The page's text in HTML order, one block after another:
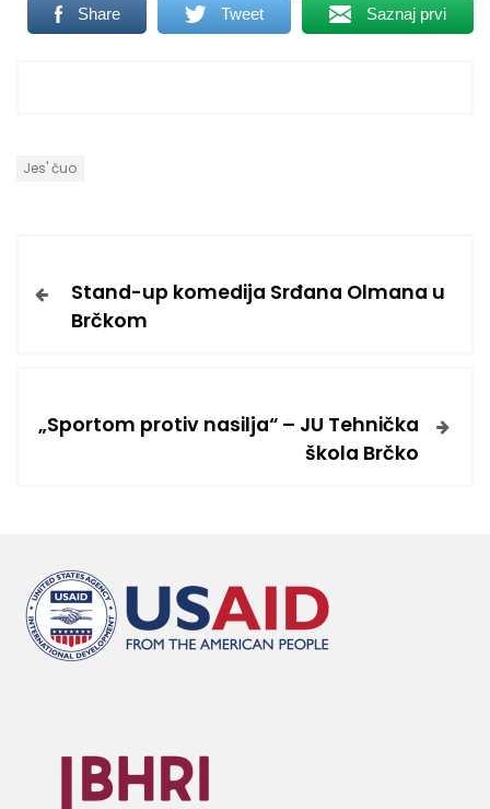
Share Tweet Saznaj prvi
Jes' čuo
Stand-up komedija Srđana Olmana u
Brčkom
„Sportom protiv nasilja“ – JU Tehnička
škola Brčko